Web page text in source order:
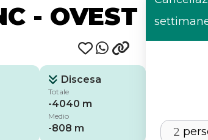
- OVEST
Discesa
Totale
-4040 m
Medio
-808 m